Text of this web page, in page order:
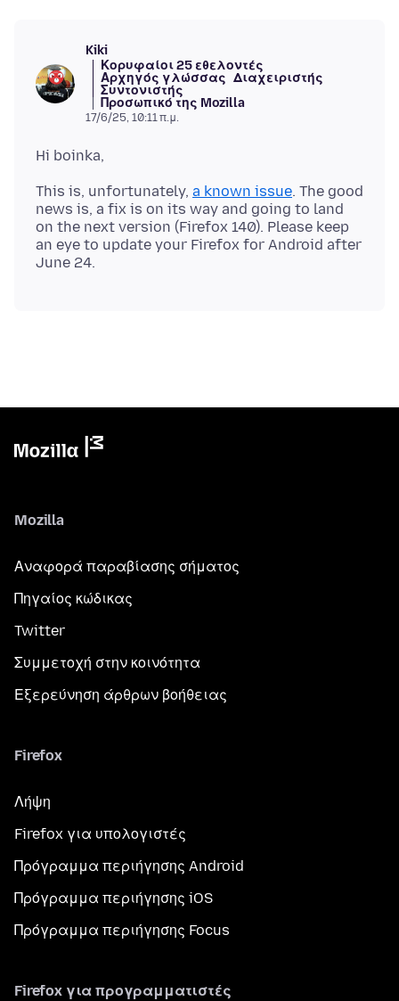
Kiki
Κορυφαίοι 25 εθελοντές
Αρχηγός γλώσσας Διαχειριστής
Συντονιστής
Προσωπικό της Mozilla
17/6/25, 10:11 π.μ.
This is, unfortunately, a known issue. The good
news is, a fix is on its way and going to land
on the next version (Firefox 140). Please keep
an eye to update your Firefox for Android after
Mozilla
Αναφορά παραβίασης σήματος
Πηγαίος κώδικας
Twitter
Συμμετοχή στην κοινότητα
Εξερεύνηση άρθρων βοήθειας
Firefox
Λήψη
Firefox για υπολογιστές
Πρόγραμμα περιήγησης Android
Πρόγραμμα περιήγησης iOS
Πρόγραμμα περιήγησης Focus
Firefox για προγραμματιστές